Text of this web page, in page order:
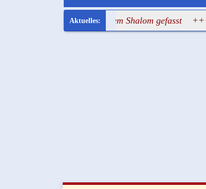
Terrorist bei Kerem Shalom gefasst +++